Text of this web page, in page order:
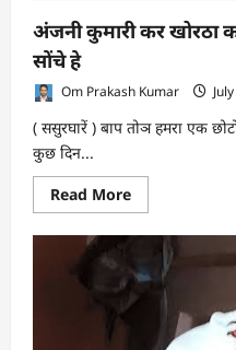
अंजनी कुमारी कर खोरठा
सोंचे हे
Om Prakash Kumar
( ससुरघारें ) बाप तोञ हमरा एक
कुछ दिन...
Read MoreRead
more
अंजनी
कुमारी
कर
खोरठा
कविता